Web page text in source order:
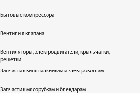
Бытовые компрессора
Вентили и клапана
Вентиляторы, электродвигатели, крыльчатки,
решетки
Запчасти к кипятильникам и электрокотлам
Запчасти к мясорубкам и блендарам